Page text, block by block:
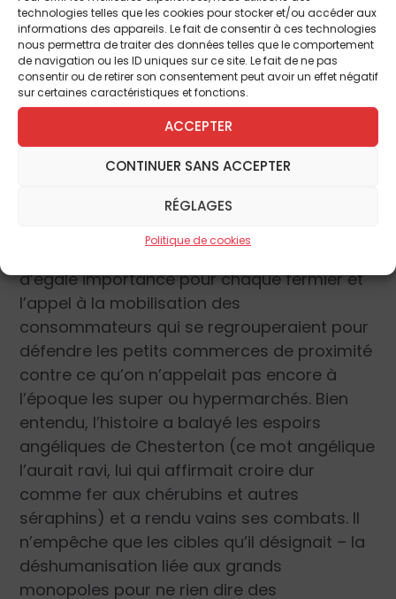
technologies telles que les cookies pour stocker et/ou accéder aux
informations des appareils. Le fait de consentir à ces technologies
nous permettra de traiter des données telles que le comportement
de navigation ou les ID uniques sur ce site. Le fait de ne pas
consentir ou de retirer son consentement peut avoir un effet négatif
sur certaines caractéristiques et fonctions.
ACCEPTER
CONTINUER SANS ACCEPTER
RÉGLAGES
Politique de cookies
« Le totalitarisme stalinien comme les
concentrations industrielles propres aux
sociétés libérales, les grands magasins qui
supplantent les petits commerces et les
paysans chassés de leurs terres au profit
des grosses propriétés, lui font également
horreur. Contre Bernard Shaw et les Fabians,
proches des travaillistes, Chesterton bataille
pour ce qu’il appelle le «distributisme».
d’égale importance pour chaque fermier et
l’appel à la mobilisation des
consommateurs qui se regrouperaient pour
défendre les petits commerces de proximité
contre ce qu’on n’appelait pas encore à
l’époque les super ou hypermarchés. Bien
entendu, l’histoire a balayé les espoirs
angéliques de Chesterton (ce mot angélique
l’aurait ravi, lui qui affirmait croire dur
comme fer aux chérubins et autres
séraphins) et a rendu vains ses combats. Il
n’empêche que les cibles qu’il désignait – la
déshumanisation liée aux grands
monopoles pour ne rien dire des